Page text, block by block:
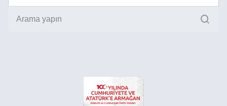
Nasıl Erişirim Ara